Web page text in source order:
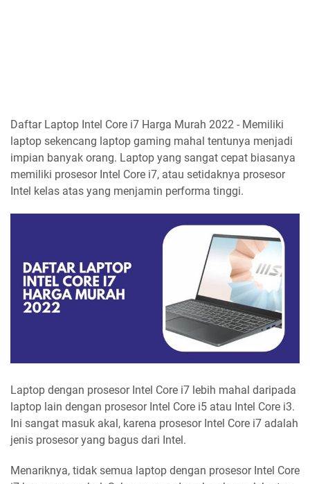
Daftar Laptop Intel Core i7 Harga Murah 2022 - Memiliki
laptop sekencang laptop gaming mahal tentunya menjadi
impian banyak orang. Laptop yang sangat cepat biasanya
memiliki prosesor Intel Core i7, atau setidaknya prosesor
Intel kelas atas yang menjamin performa tinggi.
Laptop dengan prosesor Intel Core i7 lebih mahal daripada
laptop lain dengan prosesor Intel Core i5 atau Intel Core i3.
Ini sangat masuk akal, karena prosesor Intel Core i7 adalah
jenis prosesor yang bagus dari Intel.
Menariknya, tidak semua laptop dengan prosesor Intel Core